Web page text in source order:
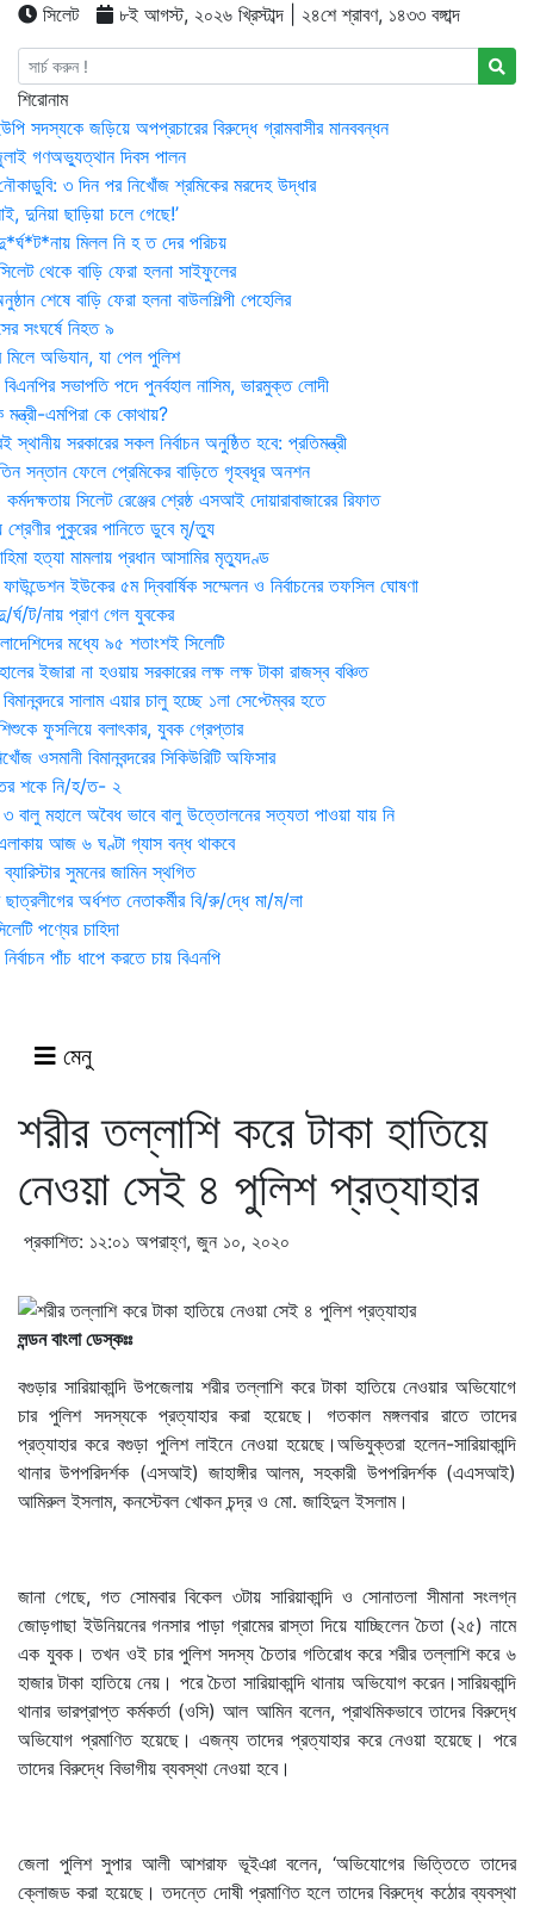
সিলেট ৮ই আগস্ট, ২০২৬ খ্রিস্টাব্দ | ২৪শে শ্রাবণ, ১৪৩৩ বঙ্গাব্দ
শিরোনাম
সদস্যকে জড়িয়ে অপপ্রচারের বিরুদ্ধে গ্রামবাসীর মানববন্ধন
গণঅভ্যুত্থান দিবস পালন
৩ দিন পর নিখোঁজ শ্রমিকের মরদেহ উদ্ধার
দুনিয়া ছাড়িয়া চলে গেছে!’
মিলল নি হ ত দের পরিচয়
থেকে বাড়ি ফেরা হলনা সাইফুলের
শেষে বাড়ি ফেরা হলনা বাউলশিল্পী পেহেলির
সংঘর্ষে নিহত ৯
মিলে অভিযান, যা পেল পুলিশ
সভাপতি পদে পুনর্বহাল নাসিম, ভারমুক্ত লোদী
মন্ত্রী-এমপিরা কে কোথায়?
সরকারের সকল নির্বাচন অনুষ্ঠিত হবে: প্রতিমন্ত্রী
সন্তান ফেলে প্রেমিকের বাড়িতে গৃহবধূর অনশন
সিলেট রেঞ্জের শ্রেষ্ঠ এসআই দোয়ারাবাজারের রিফাত
শ্রেণীর পুকুরের পানিতে ডুবে মৃ/ত্যু
হত্যা মামলায় প্রধান আসামির মৃত্যুদণ্ড
ইউকের ৫ম দ্বিবার্ষিক সম্মেলন ও নির্বাচনের তফসিল ঘোষণা
ট/নায় প্রাণ গেল যুবকের
মধ্যে ৯৫ শতাংশই সিলেটি
ইজারা না হওয়ায় সরকারের লক্ষ লক্ষ টাকা রাজস্ব বঞ্চিত
সালাম এয়ার চালু হচ্ছে ১লা সেপ্টেম্বর হতে
ফুসলিয়ে বলাৎকার, যুবক গ্রেপ্তার
ওসমানী বিমানবন্দরের সিকিউরিটি অফিসার
শকে নি/হ/ত- ২
বালু মহালে অবৈধ ভাবে বালু উত্তোলনের সত্যতা পাওয়া যায় নি
আজ ৬ ঘণ্টা গ্যাস বন্ধ থাকবে
সুমনের জামিন স্থগিত
ছাত্রলীগের অর্ধশত নেতাকর্মীর বি/রু/দ্ধে মা/ম/লা
পণ্যের চাহিদা
পাঁচ ধাপে করতে চায় বিএনপি
মেনু
শরীর তল্লাশি করে টাকা হাতিয়ে
নেওয়া সেই ৪ পুলিশ প্রত্যাহার
প্রকাশিত: ১২:০১ অপরাহ্ণ, জুন ১০, ২০২০
লন্ডন বাংলা ডেস্কঃঃ
বগুড়ার সারিয়াকান্দি উপজেলায় শরীর তল্লাশি করে টাকা হাতিয়ে নেওয়ার অভিযোগে
চার পুলিশ সদস্যকে প্রত্যাহার করা হয়েছে। গতকাল মঙ্গলবার রাতে তাদের
প্রত্যাহার করে বগুড়া পুলিশ লাইনে নেওয়া হয়েছে।অভিযুক্তরা হলেন-সারিয়াকান্দি
থানার উপপরিদর্শক (এসআই) জাহাঙ্গীর আলম, সহকারী উপপরিদর্শক (এএসআই)
আমিরুল ইসলাম, কনস্টেবল খোকন চন্দ্র ও মো. জাহিদুল ইসলাম।
জানা গেছে, গত সোমবার বিকেল ৩টায় সারিয়াকান্দি ও সোনাতলা সীমানা সংলগ্ন
জোড়গাছা ইউনিয়নের গনসার পাড়া গ্রামের রাস্তা দিয়ে যাচ্ছিলেন চৈতা (২৫) নামে
এক যুবক। তখন ওই চার পুলিশ সদস্য চৈতার গতিরোধ করে শরীর তল্লাশি করে ৬
হাজার টাকা হাতিয়ে নেয়। পরে চৈতা সারিয়াকান্দি থানায় অভিযোগ করেন।সারিয়কান্দি
থানার ভারপ্রাপ্ত কর্মকর্তা (ওসি) আল আমিন বলেন, প্রাথমিকভাবে তাদের বিরুদ্ধে
অভিযোগ প্রমাণিত হয়েছে। এজন্য তাদের প্রত্যাহার করে নেওয়া হয়েছে। পরে
তাদের বিরুদ্ধে বিভাগীয় ব্যবস্থা নেওয়া হবে।
জেলা পুলিশ সুপার আলী আশরাফ ভূইঞা বলেন, ‘অভিযোগের ভিত্তিতে তাদের
ক্লোজড করা হয়েছে। তদন্তে দোষী প্রমাণিত হলে তাদের বিরুদ্ধে কঠোর ব্যবস্থা